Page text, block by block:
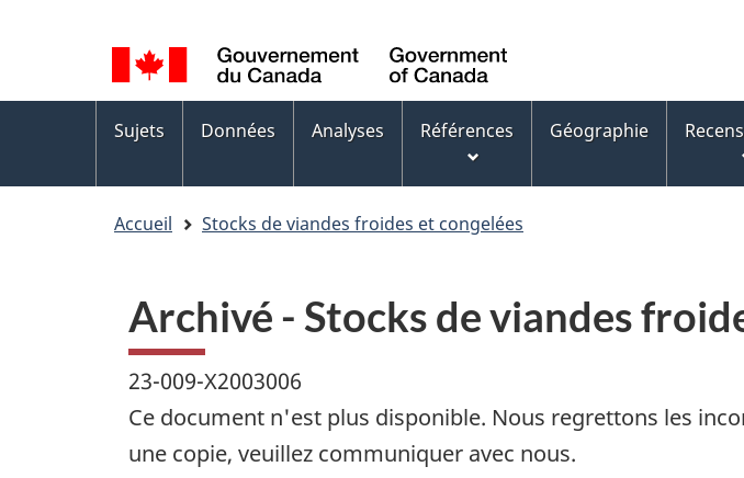
de
la
langue
Language
switcher
Menus
des
sujets
Sujets Données Analyses Références Géographie
Accueil Stocks de viandes froides et congelées
Archivé - Stocks de viandes
23-009-X2003006
Ce document n'est plus disponible. Nous regrettons les
une copie, veuillez communiquer avec nous.